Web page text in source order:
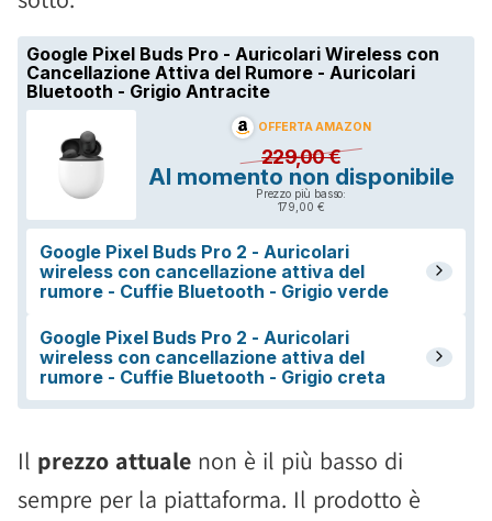
Il prezzo attuale non è il più basso di
sempre per la piattaforma. Il prodotto è